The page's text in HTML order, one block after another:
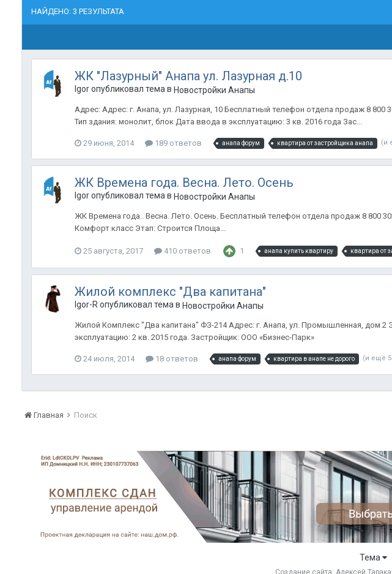
НАЙДЕНО: 3 РЕЗУЛЬТАТА
ЖК "Лазурный" Анапа ул. Лазурная д.10
Igor опубликовал тема в Новостройки Анапы
Адрес: Адрес: г. Анапа, ул. Лазурная, 10 Бесплатный телефон отдела продаж 8
Тип здания: монолит, блок Дата ввода в эксплуатацию: 3 кв. 2016 года Зас...
29 июня, 2014 189 ответов анапа форум квартира от застройщика анапа (и
ЖК Времена года. Весна. Лето. Осень
Igor опубликовал тема в Новостройки Анапы
ЖК Времена года.. Весна. Лето. Осень. Бесплатный телефон отдела продаж 8 800
Комфорт класс Этап: Строится Площа...
25 августа, 2017 410 ответов 1 анапа купить квартиру квартира от
Жилой комплекс "Два капитана"
Igor-R опубликовал тема в Новостройки Анапы
Жилой Комплекс "Два капитана" ФЗ-214 Адрес: г. Анапа, ул. Промышленная, дом 2
эксплуатацию: 2 кв. 2015 года. Застройщик: ООО «Бизнес-Парк»
24 июля, 2014 18 ответов анапа форум квартира в анапе не дорого (и ещё 5
Главная Поиск
Тема
Создание сайта: Алексей